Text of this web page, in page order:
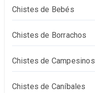
Chistes de Bebés
Chistes de Borrachos
Chistes de Campesinos
Chistes de Caníbales